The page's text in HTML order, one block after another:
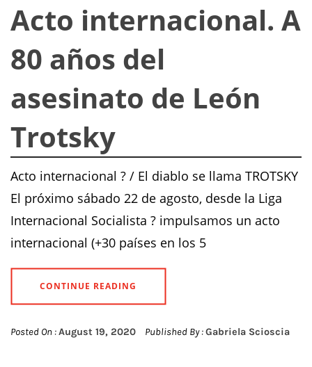
Acto internacional. A
80 años del
asesinato de León
Trotsky
Acto internacional ? / El diablo se llama TROTSKY
El próximo sábado 22 de agosto, desde la Liga
Internacional Socialista ? impulsamos un acto
internacional (+30 países en los 5
CONTINUE READING
Posted On :August 19, 2020 Published By :Gabriela Scioscia